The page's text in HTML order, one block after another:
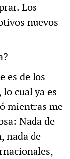
Los
nuevos
es de los
lo cual ya es
mientras me
Nada de
nada de